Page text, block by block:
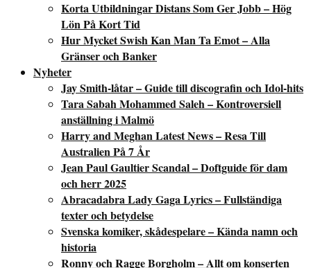
Korta Utbildningar Distans Som Ger Jobb – Hög
Lön På Kort Tid
Hur Mycket Swish Kan Man Ta Emot – Alla
Gränser och Banker
Nyheter
Jay Smith-låtar – Guide till discografin och Idol-hits
Tara Sabah Mohammed Saleh – Kontroversiell
anställning i Malmö
Harry and Meghan Latest News – Resa Till
Australien På 7 År
Jean Paul Gaultier Scandal – Doftguide för dam
och herr 2025
Abracadabra Lady Gaga Lyrics – Fullständiga
texter och betydelse
Svenska komiker, skådespelare – Kända namn och
historia
Ronny och Ragge Borgholm – Allt om konserten